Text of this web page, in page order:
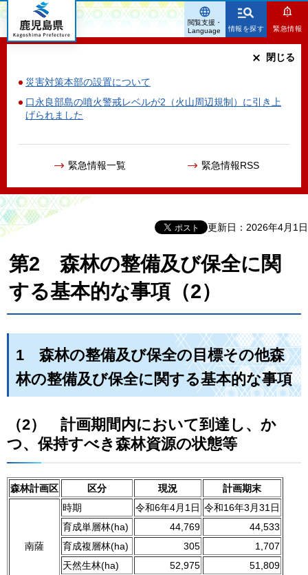
鹿児島県
情報を探す 緊急情報
災害対策本部の設置について
口永良部島の噴火警戒レベルが2（火山周辺規制）に引き上
げられました
緊急情報一覧 緊急情報RSS
閉じる
閲覧支援・
Language
更新日：2026年4月1日
第2 森林の整備及び保全に関
する基本的な事項（2）
1 森林の整備及び保全の目標その他森
林の整備及び保全に関する基本的な事項
（2） 計画期間内において到達し、か
つ、保持すべき森林資源の状態等
森林計画区 区分 現況 計画期末
南薩
時期 令和6年4月1日 令和16年3月31日
育成単層林(ha)
44,769
44,533
育成複層林(ha)
305
1,707
天然生林(ha)
52,975
51,809